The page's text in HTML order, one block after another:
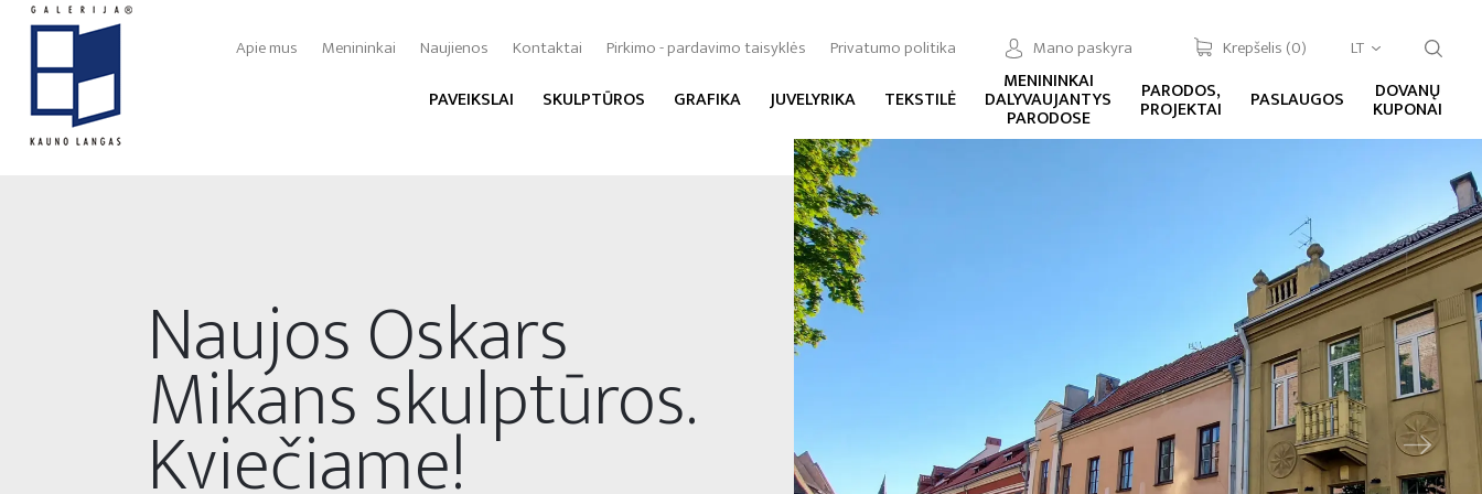
Apie mus Menininkai Naujienos Kontaktai Pirkimo - pardavimo taisyklės Privatumo politika Mano paskyra Krepšelis (0) LT
PAVEIKSLAI SKULPTŪROS GRAFIKA JUVELYRIKA TEKSTILĖ
MENININKAI
DALYVAUJANTYS
PARODOSE
PARODOS,
PROJEKTAI PASLAUGOS DOVANŲ
KUPONAI
Naujos Oskars
Mikans skulptūros.
Kviečiame!